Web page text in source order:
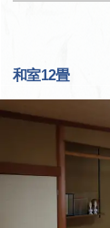
和室12畳